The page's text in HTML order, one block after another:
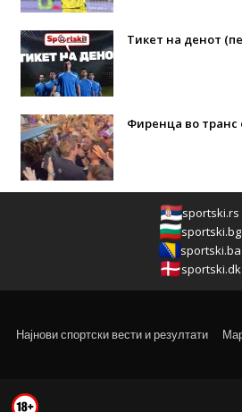
Тикет на денот
Фиренца во
sportski.rs
sportski.bg
sportski.ba
sportski.dk
Најнови спортски вести и резултати